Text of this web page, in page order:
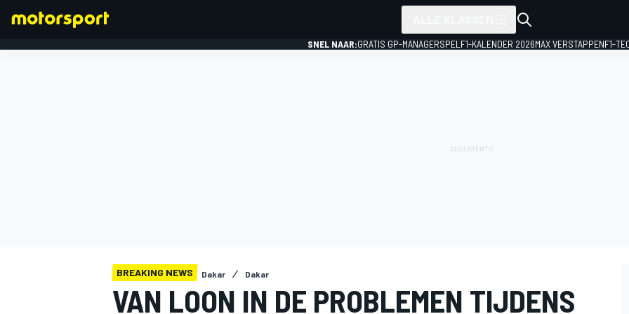
SNEL NAAR:GRATIS GP-MANAGERSPEL F1-KALENDER 2026MAX VERSTAPPENF1-
BREAKING NEWS Dakar Dakar
VAN LOON IN DE PROBLEMEN TIJDENS